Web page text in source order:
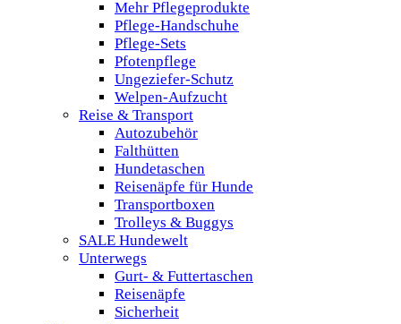
Mehr Pflegeprodukte
Pflege-Handschuhe
Pflege-Sets
Pfotenpflege
Ungeziefer-Schutz
Welpen-Aufzucht
Reise & Transport
Autozubehör
Falthütten
Hundetaschen
Reisenäpfe für Hunde
Transportboxen
Trolleys & Buggys
SALE Hundewelt
Unterwegs
Gurt- & Futtertaschen
Reisenäpfe
Sicherheit